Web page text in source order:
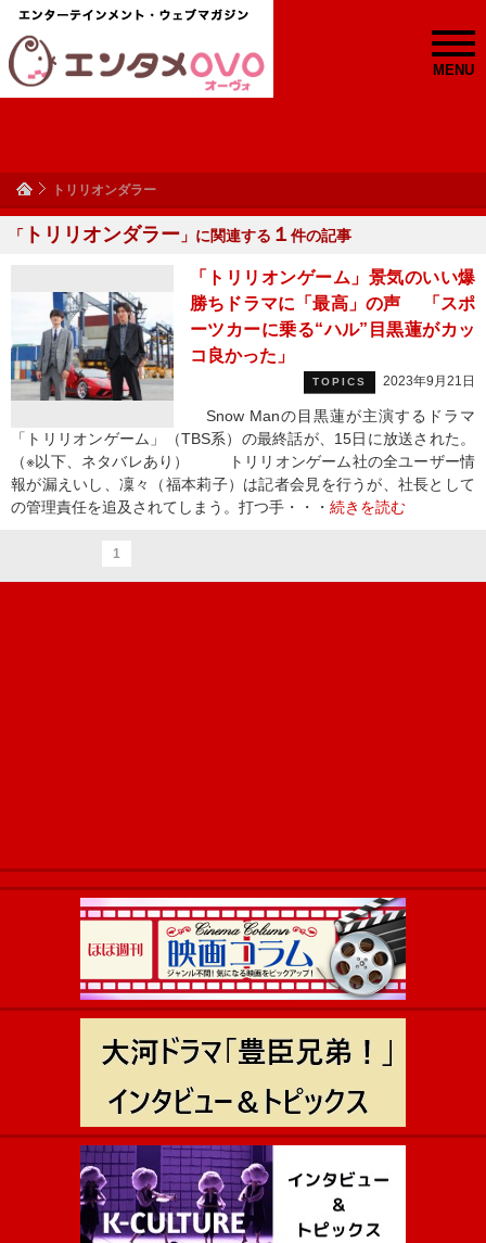
MENU
トリリオンダラー
「 トリリオンダラー 」に関連する １ 件の記事
「トリリオンゲーム」景気のいい爆
勝ちドラマに「最高」の声 「スポ
ーツカーに乗る“ハル”目黒蓮がカッ
コ良かった」
TOPICS 2023年9月21日
Snow Manの目黒蓮が主演するドラマ
「トリリオンゲーム」（TBS系）の最終話が、15日に放送された。
（※以下、ネタバレあり） トリリオンゲーム社の全ユーザー情
報が漏えいし、凜々（福本莉子）は記者会見を行うが、社長として
の管理責任を追及されてしまう。打つ手・・・ 続きを読む
1